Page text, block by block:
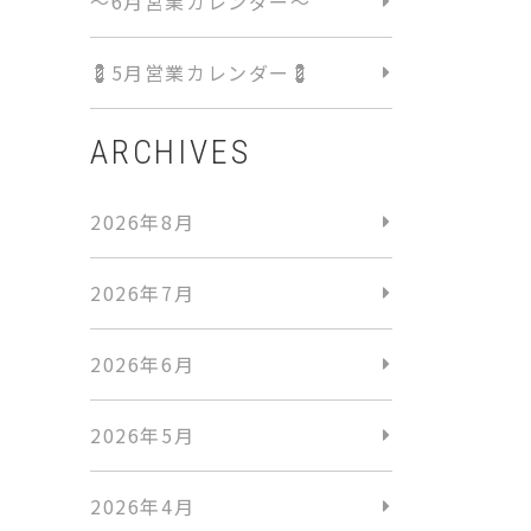
💈5月営業カレンダー💈
ARCHIVES
2026年8月
2026年7月
2026年6月
2026年5月
2026年4月